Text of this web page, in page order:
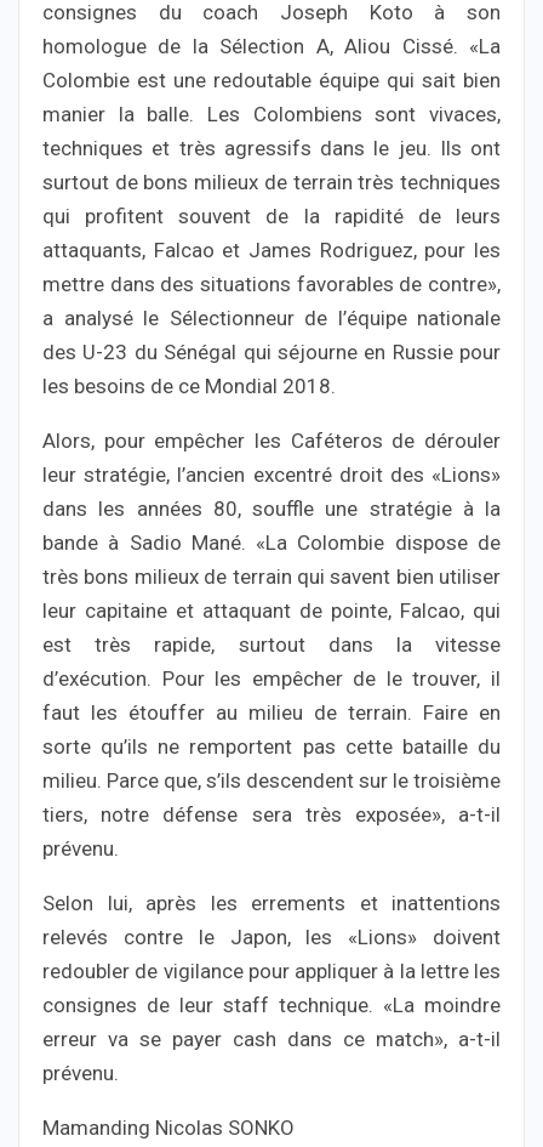
consignes du coach Joseph Koto à son
homologue de la Sélection A, Aliou Cissé. «La
Colombie est une redoutable équipe qui sait bien
manier la balle. Les Colombiens sont vivaces,
techniques et très agressifs dans le jeu. Ils ont
surtout de bons milieux de terrain très techniques
qui profitent souvent de la rapidité de leurs
attaquants, Falcao et James Rodriguez, pour les
mettre dans des situations favorables de contre»,
a analysé le Sélectionneur de l’équipe nationale
des U-23 du Sénégal qui séjourne en Russie pour
les besoins de ce Mondial 2018.
Alors, pour empêcher les Caféteros de dérouler
leur stratégie, l’ancien excentré droit des «Lions»
dans les années 80, souffle une stratégie à la
bande à Sadio Mané. «La Colombie dispose de
très bons milieux de terrain qui savent bien utiliser
leur capitaine et attaquant de pointe, Falcao, qui
est très rapide, surtout dans la vitesse
d’exécution. Pour les empêcher de le trouver, il
faut les étouffer au milieu de terrain. Faire en
sorte qu’ils ne remportent pas cette bataille du
milieu. Parce que, s’ils descendent sur le troisième
tiers, notre défense sera très exposée», a-t-il
prévenu.
Selon lui, après les errements et inattentions
relevés contre le Japon, les «Lions» doivent
redoubler de vigilance pour appliquer à la lettre les
consignes de leur staff technique. «La moindre
erreur va se payer cash dans ce match», a-t-il
prévenu.
Mamanding Nicolas SONKO